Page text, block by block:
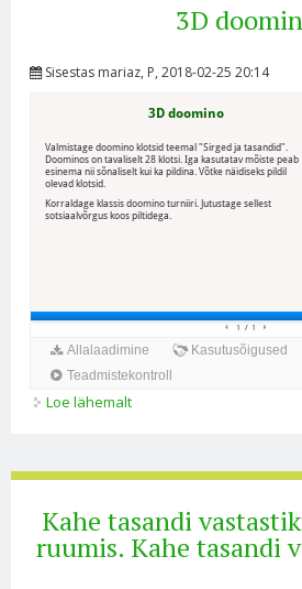
3D
Sisestas mariaz, P, 2018-02-25 20:14
Loe lähemalt
Kahe tasandi
ruumis. Kahe tasandi